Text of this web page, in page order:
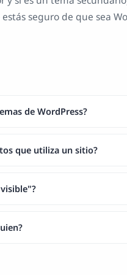
seguro de que sea
de WordPress?
que utiliza un sitio?